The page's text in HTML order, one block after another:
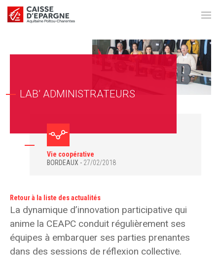
LAB’ ADMINISTRATEURS
Vie coopérative
BORDEAUX
27/02/2018
Retour à la liste des actualités
La dynamique d’innovation participative qui
anime la CEAPC conduit régulièrement ses
équipes à embarquer ses parties prenantes
dans des sessions de réflexion collective.